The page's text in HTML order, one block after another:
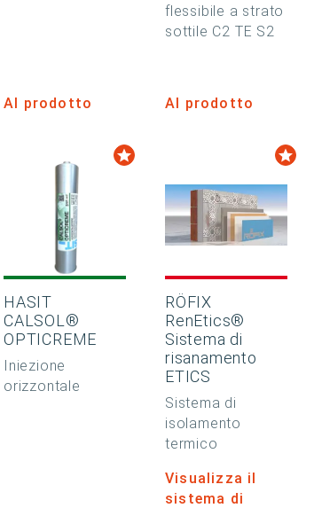
Al prodotto
flessibile a strato
sottile C2 TE S2
Al prodotto
HASIT
CALSOL®
OPTICREME
Iniezione
orizzontale
RÖFIX
RenEtics®
Sistema di
risanamento
ETICS
Sistema di
isolamento
termico
Visualizza il
sistema di